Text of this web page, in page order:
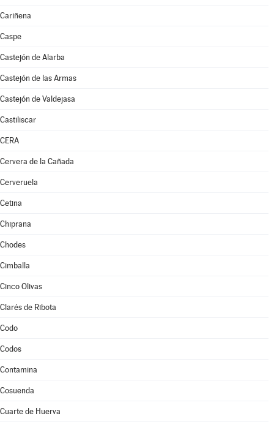
Cariñena
Caspe
Castejón de Alarba
Castejón de las Armas
Castejón de Valdejasa
Castiliscar
CERA
Cervera de la Cañada
Cerveruela
Cetina
Chiprana
Chodes
Cimballa
Cinco Olivas
Clarés de Ribota
Codo
Codos
Contamina
Cosuenda
Cuarte de Huerva